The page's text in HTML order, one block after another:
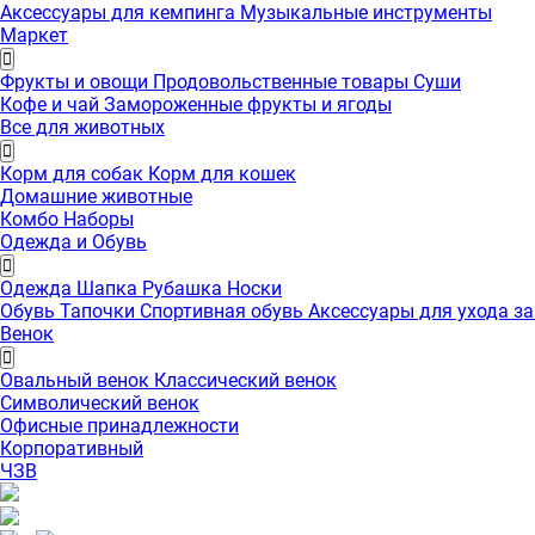
Аксессуары для кемпинга Музыкальные инструменты
Маркет
Фрукты и овощи Продовольственные товары Суши
Кофе и чай Замороженные фрукты и ягоды
Все для животных
Корм для собак Корм для кошек
Домашние животные
Комбо Наборы
Одежда и Обувь
Одежда Шапка Рубашка Носки
Обувь Тапочки Спортивная обувь Аксессуары для ухода
Венок
Овальный венок Классический венок
Символический венок
Офисные принадлежности
Корпоративный
ЧЗВ